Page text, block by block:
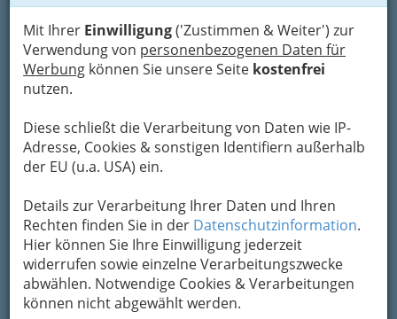
Mit Ihrer Einwilligung('Zustimmen & Weiter') zur
Verwendung von personenbezogenen Daten für
Werbung können Sie unsere Seite kostenfrei
nutzen.
Diese schließt die Verarbeitung von Daten wie IP-
Adresse, Cookies & sonstigen Identifiern außerhalb
der EU (u.a. USA) ein.
Details zur Verarbeitung Ihrer Daten und Ihren
Rechten finden Sie in der Datenschutzinformation.
Hier können Sie Ihre Einwilligung jederzeit
widerrufen sowie einzelne Verarbeitungszwecke
abwählen. Notwendige Cookies & Verarbeitungen
können nicht abgewählt werden.
+43 664 1010 521
Karte
Karte anzeigen
Kontaktaufnahme
Um die Info-Graz Firmenvor Spam-Mails zu
bewahren, verwenden wir an dieser Stelle zur
Übermittlung Ihrer Nachricht ein sicheres
Formular. Ihre Nachricht wird nach dem
Absenden umgehend per Mail an das